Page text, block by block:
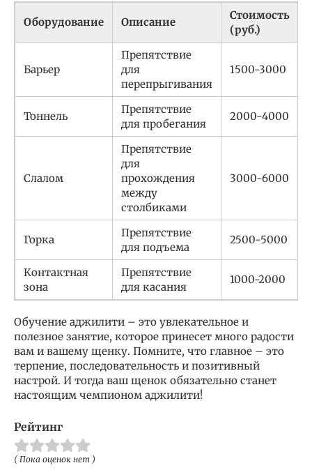
Оборудование Описание
Стоимость
(руб.)
Барьер
Препятствие
для
перепрыгивания
1500-3000
Тоннель
Препятствие
для пробегания
2000-4000
Слалом
Препятствие
для
прохождения
между
столбиками
3000-6000
Горка
Препятствие
для подъема
2500-5000
Контактная
зона
Препятствие
для касания
1000-2000
Обучение аджилити – это увлекательное и
полезное занятие, которое принесет много радости
вам и вашему щенку. Помните, что главное – это
терпение, последовательность и позитивный
настрой. И тогда ваш щенок обязательно станет
настоящим чемпионом аджилити!
Рейтинг
( Пока оценок нет )